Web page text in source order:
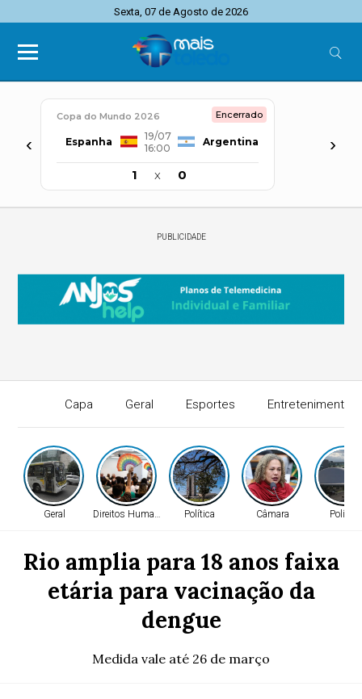
Sexta, 07 de Agosto de 2026
‹
Copa do Mundo 2026 Encerrado
Espanha
19/07
16:00
Argentina
1 x 0
›
PUBLICIDADE
Capa Geral Esportes Entretenimento
Geral Direitos Humanos Política Câmara Política
Rio amplia para 18 anos faixa
etária para vacinação da
dengue
Medida vale até 26 de março